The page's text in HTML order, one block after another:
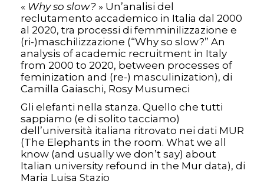
« Why so slow? » Un’analisi del
reclutamento accademico in Italia dal 2000
al 2020, tra processi di femminilizzazione e
(ri-)maschilizzazione (“Why so slow?” An
analysis of academic recruitment in Italy
from 2000 to 2020, between processes of
feminization and (re-) masculinization), di
Camilla Gaiaschi, Rosy Musumeci
Gli elefanti nella stanza. Quello che tutti
sappiamo (e di solito tacciamo)
dell’università italiana ritrovato nei dati MUR
(The Elephants in the room. What we all
know (and usually we don’t say) about
Italian university refound in the Mur data), di
Maria Luisa Stazio